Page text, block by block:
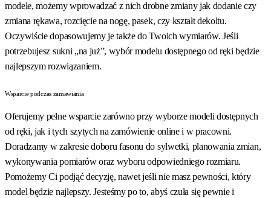
modele, możemy wprowadzać z nich drobne zmiany jak dodanie czy
zmiana rękawa, rozcięcie na nogę, pasek, czy kształt dekoltu.
Oczywiście dopasowujemy je także do Twoich wymiarów. Jeśli
potrzebujesz sukni „na już”, wybór modelu dostępnego od ręki będzie
najlepszym rozwiązaniem.
Wsparcie podczas zamawiania
Oferujemy pełne wsparcie zarówno przy wyborze modeli dostępnych
od ręki, jak i tych szytych na zamówienie online i w pracowni.
Doradzamy w zakresie doboru fasonu do sylwetki, planowania zmian,
wykonywania pomiarów oraz wyboru odpowiedniego rozmiaru.
Pomożemy Ci podjąć decyzję, nawet jeśli nie masz pewności, który
model będzie najlepszy. Jesteśmy po to, abyś czuła się pewnie i